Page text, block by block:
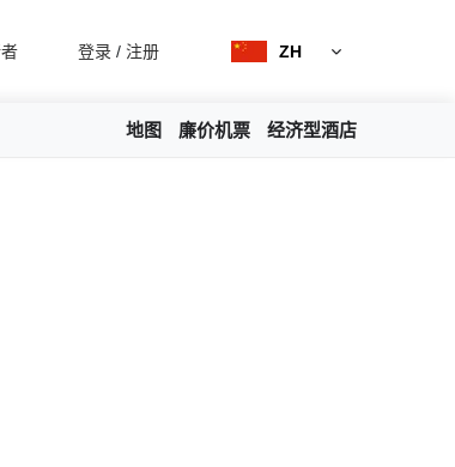
登录 / 注册 ZH
地图 廉价机票 经济型酒店